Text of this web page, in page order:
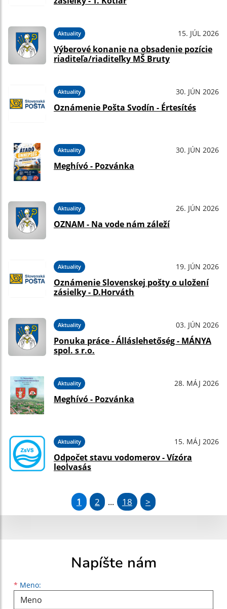
Aktuality 15. JÚL 2026
Výberové konanie na obsadenie pozície
riaditeľa/riaditeľky MŠ Bruty
Aktuality 30. JÚN 2026
Oznámenie Pošta Svodín - Értesítés
Aktuality 30. JÚN 2026
Meghívó - Pozvánka
Aktuality 26. JÚN 2026
OZNAM - Na vode nám záleží
Aktuality 19. JÚN 2026
Oznámenie Slovenskej pošty o uložení
zásielky - D.Horváth
Aktuality 03. JÚN 2026
Ponuka práce - Álláslehetőség - MÁNYA
spol. s r.o.
Aktuality 28. MÁJ 2026
Meghívó - Pozvánka
Aktuality 15. MÁJ 2026
Odpočet stavu vodomerov - Vízóra
leolvasás
1 2 ... 18 >
Napíšte nám
* Meno:
Meno
Priezvisko
E-mailová adresa